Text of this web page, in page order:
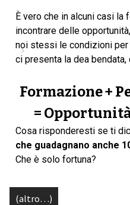
È vero che in alcuni casi la
incontrare delle
noi stessi le condizioni
ci presenta la dea
Formazione +
=
Cosa risponderesti se ti
che guadagnano anche
Che è solo fortuna?
(altro…)